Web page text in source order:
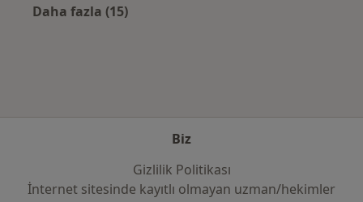
Daha fazla (15)
Biz
Gizlilik Politikası
İnternet sitesinde kayıtlı olmayan uzman/hekimler